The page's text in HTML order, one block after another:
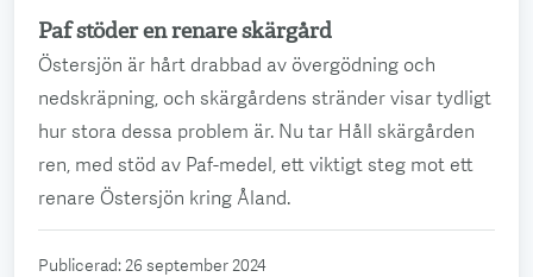
Paf stöder en renare skärgård
Östersjön är hårt drabbad av övergödning och
nedskräpning, och skärgårdens stränder visar tydligt
hur stora dessa problem är. Nu tar Håll skärgården
ren, med stöd av Paf-medel, ett viktigt steg mot ett
renare Östersjön kring Åland.
Läs mer
Publicerad:26 september 2024